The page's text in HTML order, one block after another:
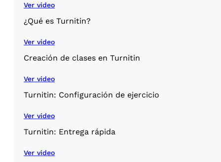
Ver video
¿Qué es Turnitin?
Ver video
Creación de clases en Turnitin
Ver video
Turnitin: Configuración de ejercicio
Ver video
Turnitin: Entrega rápida
Ver video